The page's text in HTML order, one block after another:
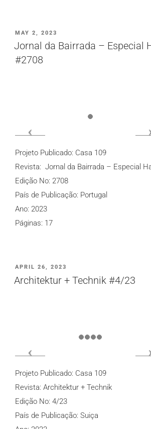
PUBLICADO
EM
MAY 2, 2023
Jornal da Bairrada – Especial
#2708
Projeto Publicado: Casa 109
Revista: Jornal da Bairrada – Especial
Edição No: 2708
País de Publicação: Portugal
Ano: 2023
Páginas: 17
PUBLICADO
EM
APRIL 26, 2023
Architektur + Technik #4/23
Projeto Publicado: Casa 109
Revista: Architektur + Technik
Edição No: 4/23
País de Publicação: Suiça